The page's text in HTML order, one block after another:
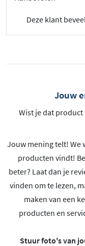
Deze klant
Jouw
Wist je dat
Jouw mening telt! We
producten vindt!
beter? Laat dan je
vinden om te lezen,
maken van een
producten en
Stuur foto's van